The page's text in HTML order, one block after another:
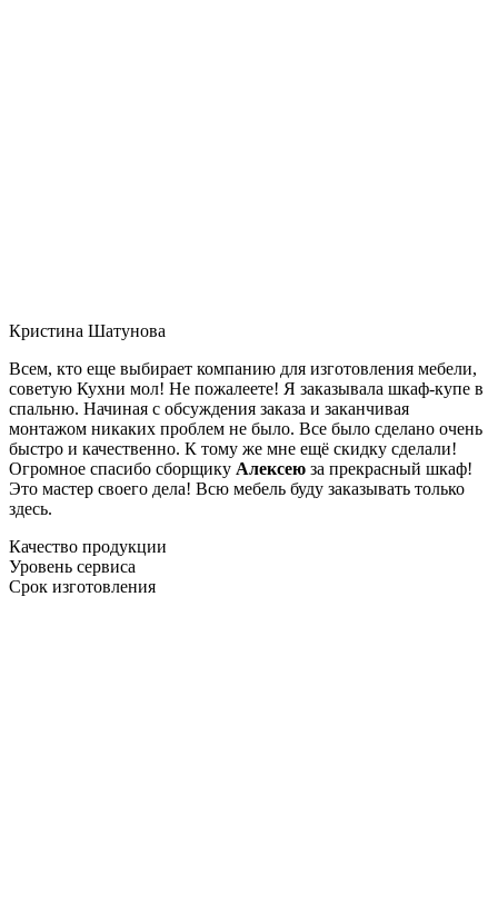
Кристина Шатунова
Всем, кто еще выбирает компанию для изготовления мебели,
советую Кухни мол! Не пожалеете! Я заказывала шкаф-купе в
спальню. Начиная с обсуждения заказа и заканчивая
монтажом никаких проблем не было. Все было сделано очень
быстро и качественно. К тому же мне ещё скидку сделали!
Огромное спасибо сборщику Алексею за прекрасный шкаф!
Это мастер своего дела! Всю мебель буду заказывать только
здесь.
Качество продукции
Уровень сервиса
Срок изготовления